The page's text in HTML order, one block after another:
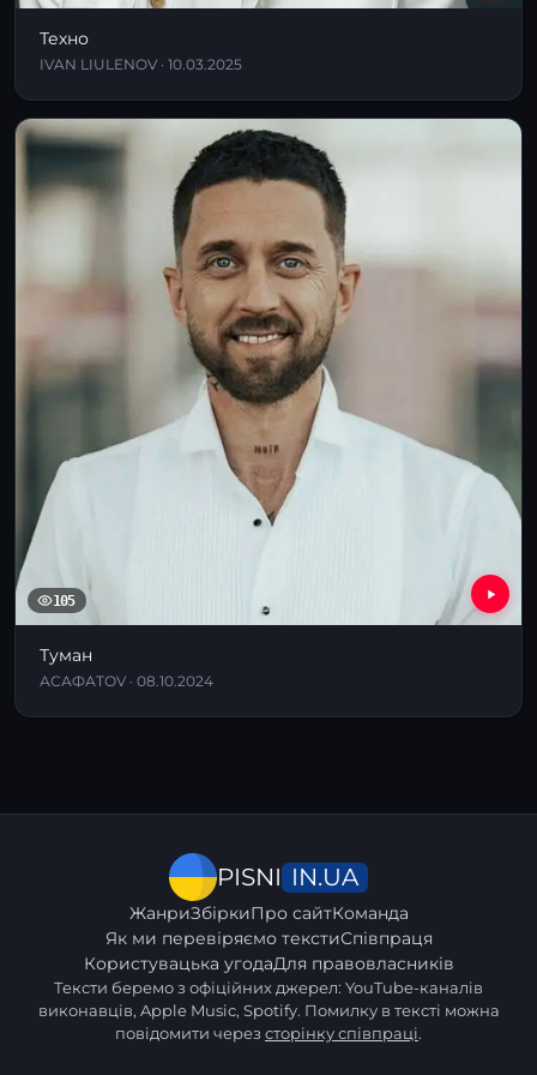
Техно
IVAN LIULENOV · 10.03.2025
105
Туман
АСАФАТОV · 08.10.2024
PISNI IN.UA
ЖанриЗбіркиПро сайтКоманда
Як ми перевіряємо текстиСпівпраця
Користувацька угодаДля правовласників
Тексти беремо з офіційних джерел: YouTube-каналів
виконавців, Apple Music, Spotify. Помилку в тексті можна
повідомити через сторінку співпраці.